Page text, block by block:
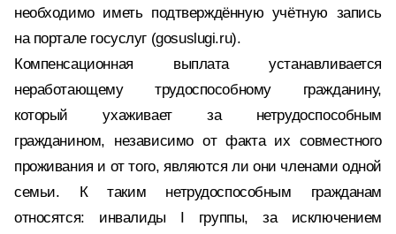
необходимо иметь подтверждённую учётную запись
на портале госуслуг (gosuslugi.ru).
Компенсационная выплата устанавливается
неработающему трудоспособному гражданину,
который ухаживает за нетрудоспособным
гражданином, независимо от факта их совместного
проживания и от того, являются ли они членами одной
семьи. К таким нетрудоспособным гражданам
относятся: инвалиды I группы, за исключением